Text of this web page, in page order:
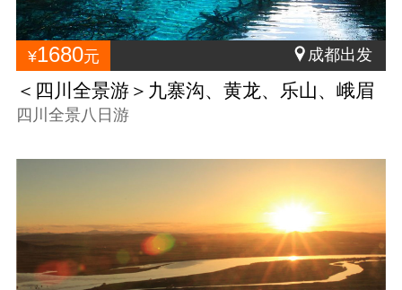
¥1680元 成都出发
＜四川全景游＞九寨沟、黄龙、乐山、峨眉
山、都江堰、青城山双汽八日游
四川全景八日游